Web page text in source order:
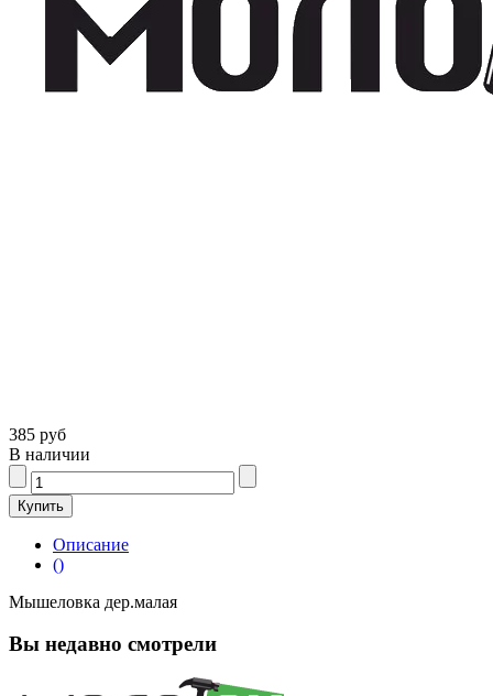
385 руб
В наличии
Описание
()
Мышеловка дер.малая
Вы недавно смотрели